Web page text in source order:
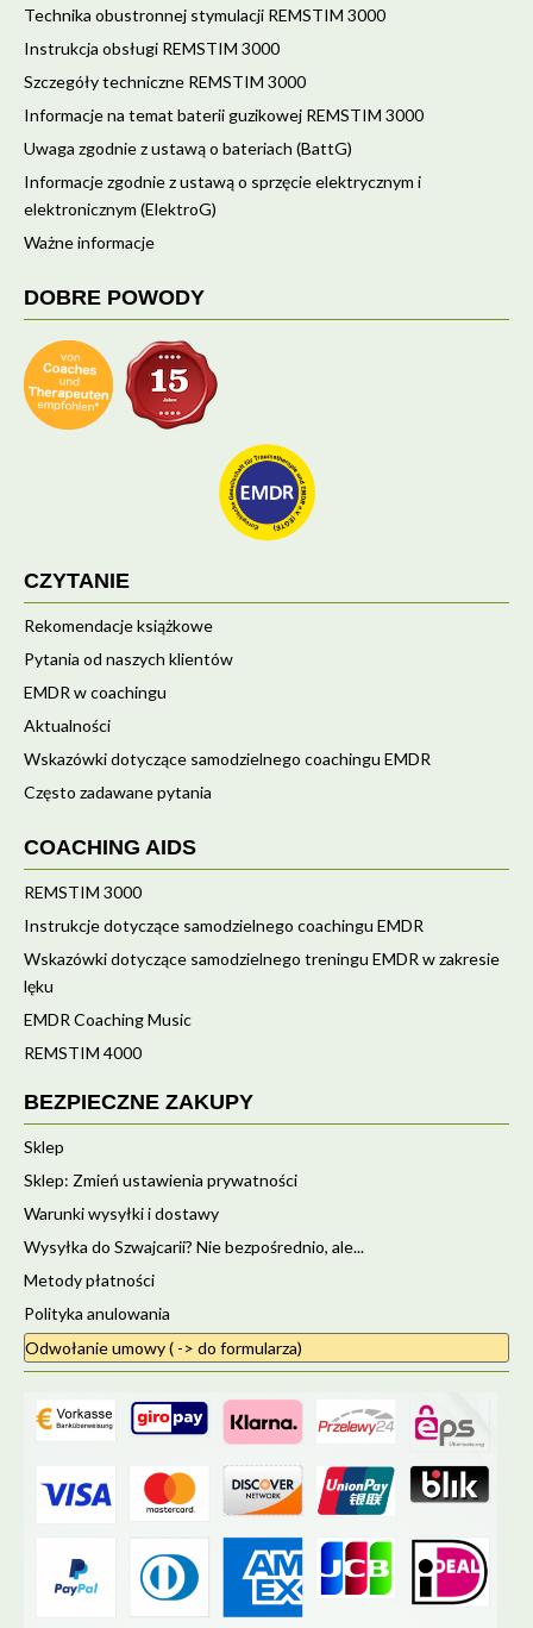
Technika obustronnej stymulacji REMSTIM 3000
Instrukcja obsługi REMSTIM 3000
Szczegóły techniczne REMSTIM 3000
Informacje na temat baterii guzikowej REMSTIM 3000
Uwaga zgodnie z ustawą o bateriach (BattG)
Informacje zgodnie z ustawą o sprzęcie elektrycznym i
elektronicznym (ElektroG)
Ważne informacje
DOBRE POWODY
CZYTANIE
Rekomendacje książkowe
Pytania od naszych klientów
EMDR w coachingu
Aktualności
Wskazówki dotyczące samodzielnego coachingu EMDR
Często zadawane pytania
COACHING AIDS
REMSTIM 3000
Instrukcje dotyczące samodzielnego coachingu EMDR
Wskazówki dotyczące samodzielnego treningu EMDR w zakresie
lęku
EMDR Coaching Music
REMSTIM 4000
BEZPIECZNE ZAKUPY
Sklep
Sklep: Zmień ustawienia prywatności
Warunki wysyłki i dostawy
Wysyłka do Szwajcarii? Nie bezpośrednio, ale...
Metody płatności
Polityka anulowania
Odwołanie umowy ( -> do formularza)